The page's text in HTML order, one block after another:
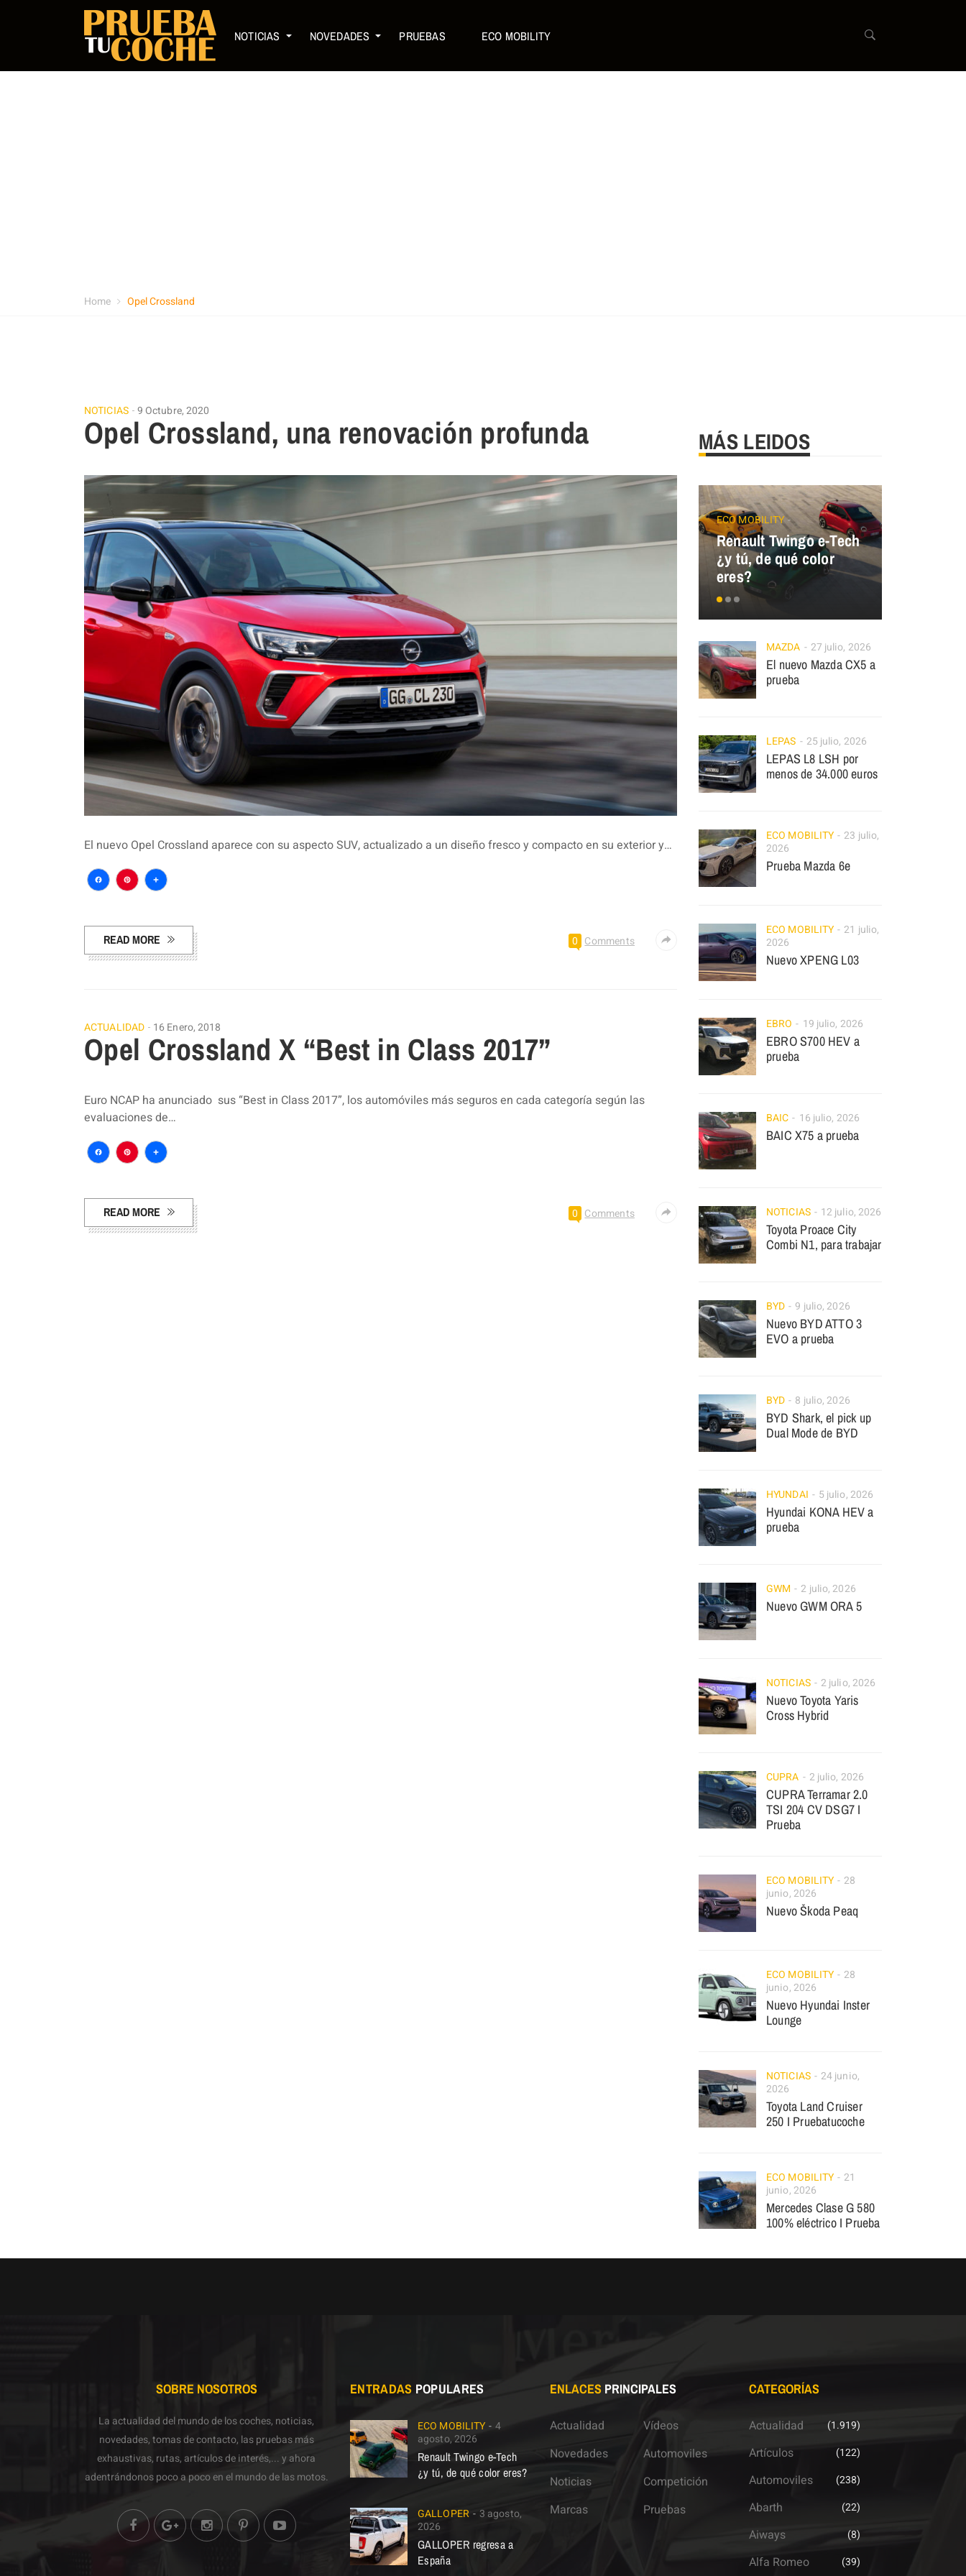
NOTICIAS NOVEDADES PRUEBAS ECO MOBILITY
Home Opel Crossland
NOTICIAS 9 Octubre, 2020
Opel Crossland, una renovación profunda
El nuevo Opel Crossland aparece con su aspecto SUV, actualizado a un diseño fresco y compacto en su exterior y…
Facebook
Pinterest
Compartir
READ MORE 0 Comments
ACTUALIDAD 16 Enero, 2018
Opel Crossland X “Best in Class 2017”
Euro NCAP ha anunciado sus “Best in Class 2017”, los automóviles más seguros en cada categoría según las
evaluaciones de…
Facebook
Pinterest
Compartir
READ MORE 0 Comments
MÁS LEIDOS
ECO MOBILITY
Renault Twingo e-Tech
¿y tú, de qué color
eres?
MAZDA 27 julio, 2026
El nuevo Mazda CX5 a
prueba
LEPAS 25 julio, 2026
LEPAS L8 LSH por
menos de 34.000 euros
ECO MOBILITY
23 julio,
2026
Prueba Mazda 6e
ECO MOBILITY
21 julio,
2026
Nuevo XPENG L03
EBRO 19 julio, 2026
EBRO S700 HEV a
prueba
BAIC 16 julio, 2026
BAIC X75 a prueba
NOTICIAS 12 julio, 2026
Toyota Proace City
Combi N1, para trabajar
BYD 9 julio, 2026
Nuevo BYD ATTO 3
EVO a prueba
BYD 8 julio, 2026
BYD Shark, el pick up
Dual Mode de BYD
HYUNDAI 5 julio, 2026
Hyundai KONA HEV a
prueba
GWM 2 julio, 2026
Nuevo GWM ORA 5
NOTICIAS 2 julio, 2026
Nuevo Toyota Yaris
Cross Hybrid
CUPRA 2 julio, 2026
CUPRA Terramar 2.0
TSI 204 CV DSG7 I
Prueba
ECO MOBILITY
28
junio, 2026
Nuevo Škoda Peaq
ECO MOBILITY
28
junio, 2026
Nuevo Hyundai Inster
Lounge
NOTICIAS
24 junio,
2026
Toyota Land Cruiser
250 I Pruebatucoche
ECO MOBILITY
21
junio, 2026
Mercedes Clase G 580
100% eléctrico I Prueba
SOBRE NOSOTROS
La actualidad del mundo de los coches, noticias,
novedades, tomas de contacto, las pruebas más
exhaustivas, rutas, artículos de interés,... y ahora
adentrándonos poco a poco en el mundo de las motos.
ENTRADAS POPULARES
ECO MOBILITY
4
agosto, 2026
Renault Twingo e-Tech
¿y tú, de qué color eres?
GALLOPER
3 agosto,
2026
GALLOPER regresa a
España
ENLACESPRINCIPALES
Actualidad
Novedades
Noticias
Marcas
Vídeos
Automoviles
Competición
Pruebas
CATEGORÍAS
Actualidad (1.919)
Artículos (122)
Automoviles (238)
Abarth (22)
Aiways (8)
Alfa Romeo (39)